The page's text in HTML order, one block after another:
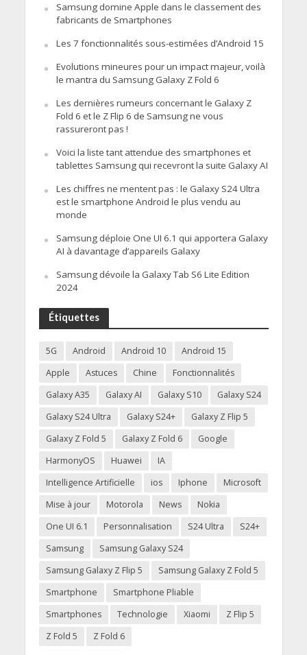
Samsung domine Apple dans le classement des
fabricants de Smartphones
Les 7 fonctionnalités sous-estimées d’Android 15
Evolutions mineures pour un impact majeur, voilà
le mantra du Samsung Galaxy Z Fold 6
Les dernières rumeurs concernant le Galaxy Z
Fold 6 et le Z Flip 6 de Samsung ne vous
rassureront pas !
Voici la liste tant attendue des smartphones et
tablettes Samsung qui recevront la suite Galaxy AI
Les chiffres ne mentent pas : le Galaxy S24 Ultra
est le smartphone Android le plus vendu au
monde
Samsung déploie One UI 6.1 qui apportera Galaxy
AI à davantage d’appareils Galaxy
Samsung dévoile la Galaxy Tab S6 Lite Edition
2024
Étiquettes
5G Android Android 10
Android 15
Apple
Astuces Chine
Fonctionnalités
Galaxy A35
Galaxy AI Galaxy S10
Galaxy S24
Galaxy S24 Ultra
Galaxy S24+
Galaxy Z Flip 5
Galaxy Z Fold 5
Galaxy Z Fold 6
Google
HarmonyOS
Huawei
IA
Intelligence Artificielle
ios Iphone
Microsoft
Mise à jour
Motorola News
Nokia
One UI 6.1
Personnalisation S24 Ultra
S24+
Samsung
Samsung Galaxy S24
Samsung Galaxy Z Flip 5
Samsung Galaxy Z Fold 5
Smartphone
Smartphone Pliable
Smartphones
Technologie Xiaomi
Z Flip 5
Z Fold 5
Z Fold 6